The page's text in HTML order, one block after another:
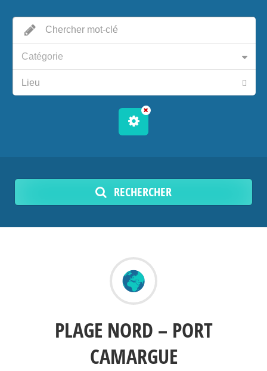
Catégorie
RECHERCHER
PLAGE NORD – PORT
CAMARGUE